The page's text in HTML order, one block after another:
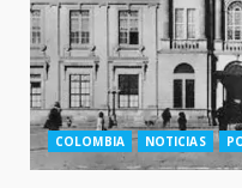
COLOMBIA NOTICIAS